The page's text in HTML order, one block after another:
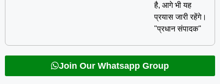
है, आगे भी यह
प्रयास जारी रहेंगे।
"प्रधान संपादक"
Join Our Whatsapp Group